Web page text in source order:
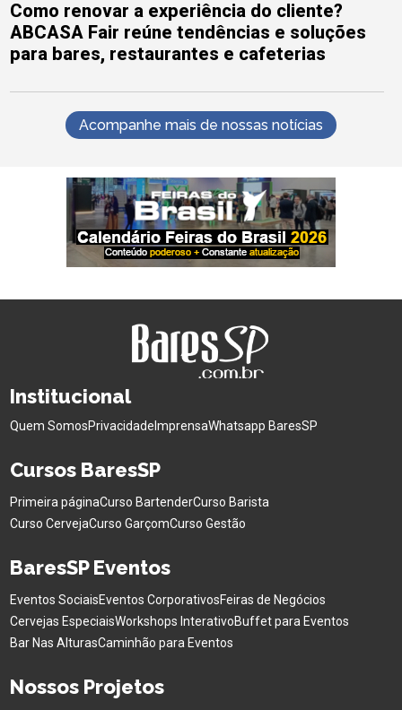
Como renovar a experiência do cliente?
ABCASA Fair reúne tendências e soluções
para bares, restaurantes e cafeterias
Acompanhe mais de nossas notícias
Institucional
Quem SomosPrivacidade ImprensaWhatsapp BaresSP
Cursos BaresSP
Primeira páginaCurso BartenderCurso Barista
Curso CervejaCurso GarçomCurso Gestão
BaresSP Eventos
Eventos SociaisEventos CorporativosFeiras de Negócios
Cervejas EspeciaisWorkshops InterativoBuffet para Eventos
Bar Nas AlturasCaminhão para Eventos
Nossos Projetos